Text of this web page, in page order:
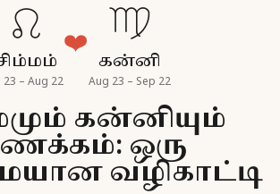
♌
23 – Aug 22
❤️ ♍
கன்னி
Aug 23 – Sep 22
கன்னியும்
ஒரு
வழிகாட்டி